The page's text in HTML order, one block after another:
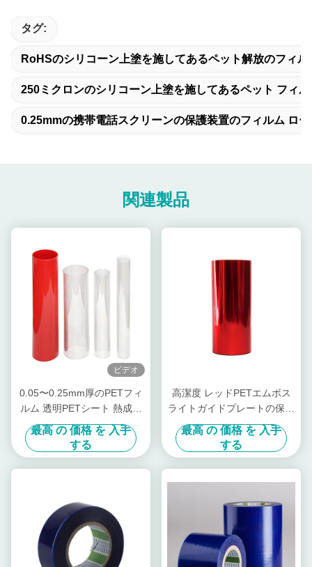
タグ:
RoHSのシリコーン上塗を施してあるペット解放のフィル
250ミクロンのシリコーン上塗を施してあるペット フィル
0.25mmの携帯電話スクリーンの保護装置のフィルム ロー
関連製品
ビデオ
0.05〜0.25mm厚のPETフィ
ルム 透明PETシート 熱成形
用
最高 の 価格 を 入手
する
高潔度 レッドPETエムボス
ライトガイドプレートの保護
フィルム
最高 の 価格 を 入手
する